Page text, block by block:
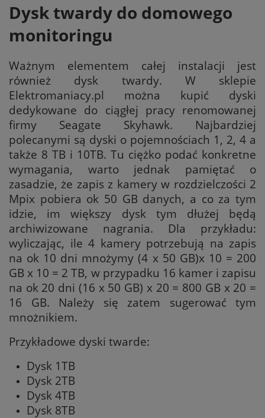
Dysk twardy do domowego
monitoringu
Ważnym elementem całej instalacji jest
również dysk twardy. W sklepie
Elektromaniacy.pl można kupić dyski
dedykowane do ciągłej pracy renomowanej
firmy Seagate Skyhawk. Najbardziej
polecanymi są dyski o pojemnościach 1, 2, 4 a
także 8 TB i 10TB. Tu ciężko podać konkretne
wymagania, warto jednak pamiętać o
zasadzie, że zapis z kamery w rozdzielczości 2
Mpix pobiera ok 50 GB danych, a co za tym
idzie, im większy dysk tym dłużej będą
archiwizowane nagrania. Dla przykładu:
wyliczając, ile 4 kamery potrzebują na zapis
na ok 10 dni mnożymy (4 x 50 GB)x 10 = 200
GB x 10 = 2 TB, w przypadku 16 kamer i zapisu
na ok 20 dni (16 x 50 GB) x 20 = 800 GB x 20 =
16 GB. Należy się zatem sugerować tym
mnożnikiem.
Przykładowe dyski twarde:
Dysk 1TB
Dysk 2TB
Dysk 4TB
Dysk 8TB